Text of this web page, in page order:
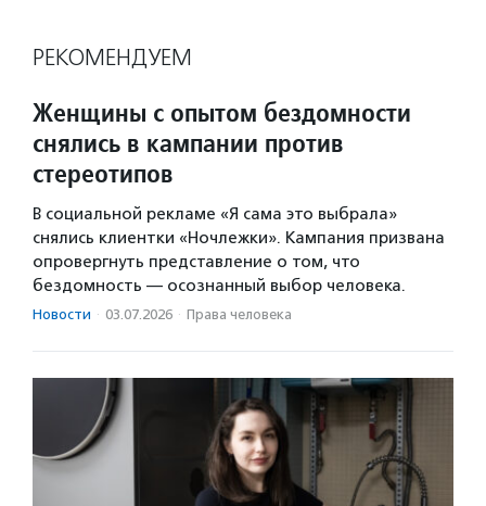
РЕКОМЕНДУЕМ
Женщины с опытом бездомности
снялись в кампании против
стереотипов
В социальной рекламе «Я сама это выбрала»
снялись клиентки «Ночлежки». Кампания призвана
опровергнуть представление о том, что
бездомность — осознанный выбор человека.
Новости · 03.07.2026 · Права человека